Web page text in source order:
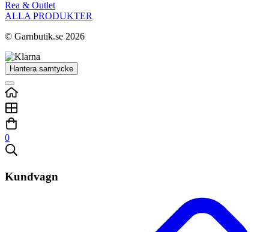
Rea & Outlet
ALLA PRODUKTER
© Garnbutik.se 2026
Hantera samtycke
0
Kundvagn